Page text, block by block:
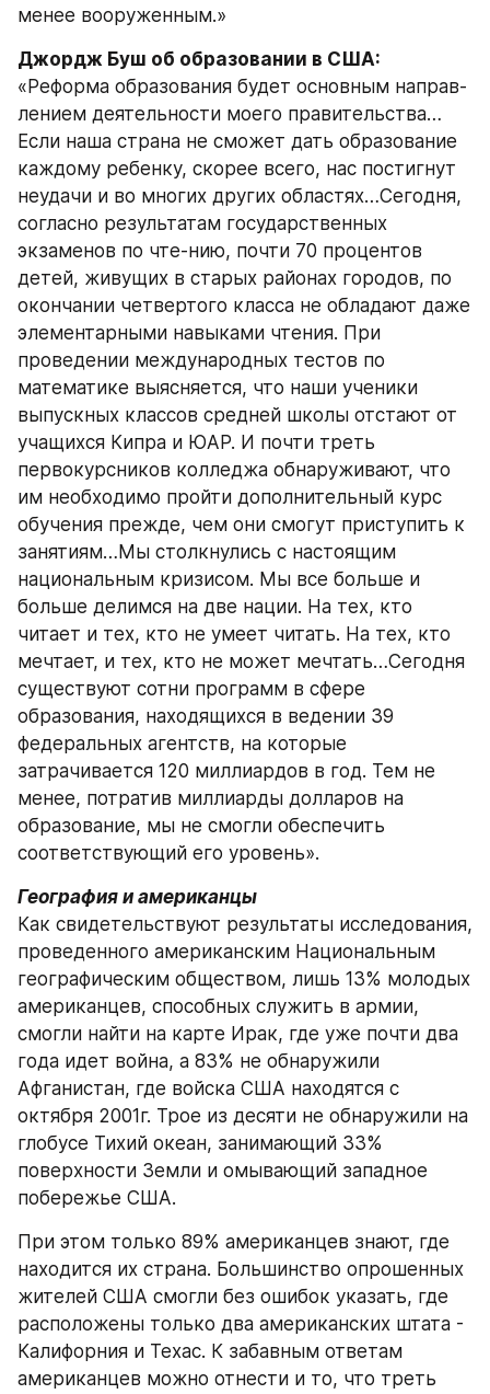
менее вооруженным.»
Джордж Буш об образовании в США:
«Реформа образования будет основным направ-
лением деятельности моего правительства…
Если наша страна не сможет дать образование
каждому ребенку, скорее всего, нас постигнут
неудачи и во многих других областях…Сегодня,
согласно результатам государственных
экзаменов по чте-нию, почти 70 процентов
детей, живущих в старых районах городов, по
окончании четвертого класса не обладают даже
элементарными навыками чтения. При
проведении международных тестов по
математике выясняется, что наши ученики
выпускных классов средней школы отстают от
учащихся Кипра и ЮАР. И почти треть
первокурсников колледжа обнаруживают, что
им необходимо пройти дополнительный курс
обучения прежде, чем они смогут приступить к
занятиям…Мы столкнулись с настоящим
национальным кризисом. Мы все больше и
больше делимся на две нации. На тех, кто
читает и тех, кто не умеет читать. На тех, кто
мечтает, и тех, кто не может мечтать…Сегодня
существуют сотни программ в сфере
образования, находящихся в ведении 39
федеральных агентств, на которые
затрачивается 120 миллиардов в год. Тем не
менее, потратив миллиарды долларов на
образование, мы не смогли обеспечить
соответствующий его уровень».
География и американцы
Как свидетельствуют результаты исследования,
проведенного американским Национальным
географическим обществом, лишь 13% молодых
американцев, способных служить в армии,
смогли найти на карте Ирак, где уже почти два
года идет война, а 83% не обнаружили
Афганистан, где войска США находятся с
октября 2001г. Трое из десяти не обнаружили на
глобусе Тихий океан, занимающий 33%
поверхности Земли и омывающий западное
побережье США.
При этом только 89% американцев знают, где
находится их страна. Большинство опрошенных
жителей США смогли без ошибок указать, где
расположены только два американских штата -
Калифорния и Техас. К забавным ответам
американцев можно отнести и то, что треть